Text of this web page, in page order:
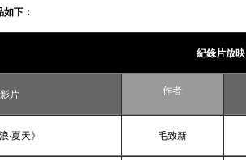
下：
紀錄片放映
影片 作者
‧夏天》 毛致新